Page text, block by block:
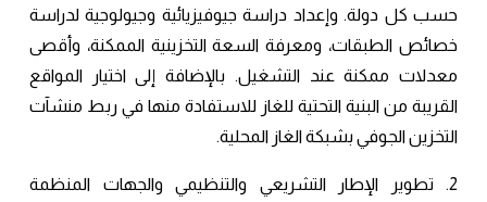
حسب كل دولة. وإعداد دراسة جيوفيزيائية وجيولوجية لدراسة
خصائص الطبقات، ومعرفة السعة التخزينية الممكنة، وأقصى
معدلات ممكنة عند التشغيل. بالإضافة إلى اختيار المواقع
القريبة من البنية التحتية للغاز للاستفادة منها في ربط منشآت
التخزين الجوفي بشبكة الغاز المحلية.
2. تطوير الإطار التشريعي والتنظيمي والجهات المنظمة